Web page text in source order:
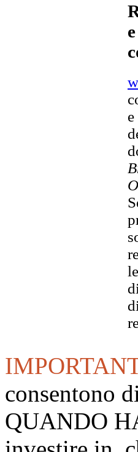
consentono
QUANDO